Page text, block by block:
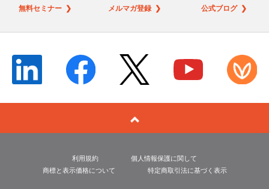
無料セミナー ❯ メルマガ登録 ❯ 公式ブログ ❯
利用規約
個人情報保護に関して
商標と表示価格について
特定商取引法に基づく表示